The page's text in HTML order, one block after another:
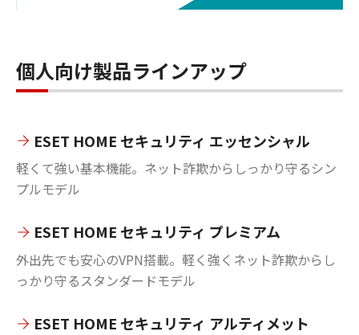
個人向け製品ラインアップ
ESET HOME セキュリティ エッセンシャル
軽くて強い基本機能。ネット詐欺からしっかり守るシン
プルモデル
ESET HOME セキュリティ プレミアム
外出先でも安心のVPN搭載。軽く強くネット詐欺からし
っかり守るスタンダードモデル
ESET HOME セキュリティ アルティメット